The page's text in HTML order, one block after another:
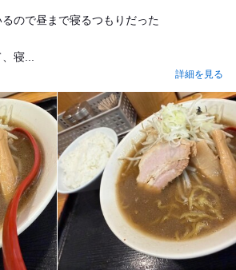
ので昼まで寝るつもりだった
寝...
詳細を見る